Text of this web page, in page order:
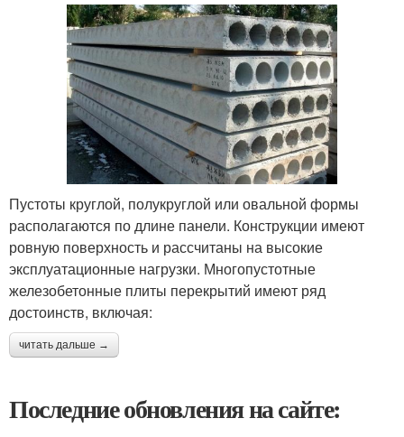
Пустоты круглой, полукруглой или овальной формы
располагаются по длине панели. Конструкции имеют
ровную поверхность и рассчитаны на высокие
эксплуатационные нагрузки. Многопустотные
железобетонные плиты перекрытий имеют ряд
достоинств, включая:
читать дальше →
Последние обновления на сайте: